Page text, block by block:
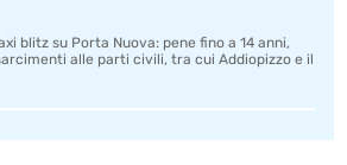
blitz su Porta Nuova: pene fino a 14 anni,
alle parti civili, tra cui Addiopizzo e il